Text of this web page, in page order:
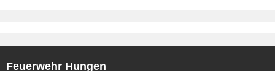
Feuerwehr Hungen